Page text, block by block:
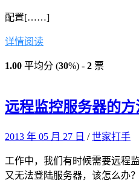
配置[……]
详情阅读
1.00 平均分 (30%) - 2 票
远程监控服务器的方
2013 年 05 月 27 日 /世家打手
工作中，我们有时候需要远程
又无法登陆服务器，该怎么办？